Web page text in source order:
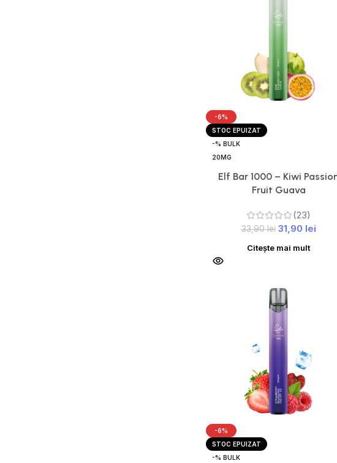
-6%
STOC EPUIZAT
-% BULK
20MG
Elf Bar 1000 – Kiwi
Fruit Guava
(23)
33,90lei 31,90 lei
Citește mai mult
-6%
STOC EPUIZAT
-% BULK